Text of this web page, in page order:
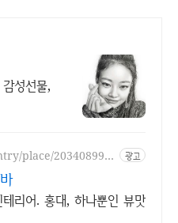
성선물,
place/203408996
광고
리어. 홍대, 하나뿐인 뷰맛